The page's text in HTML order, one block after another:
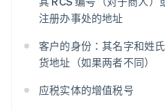
注册办事处的地址
客户的身份：其名字和姓
货地址（如果两者不同）
应税实体的增值税号